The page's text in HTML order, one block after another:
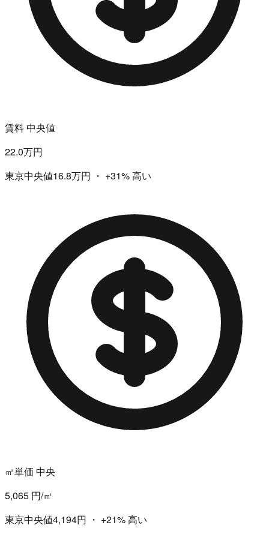
賃料 中央値
22.0万円
東京中央値16.8万円 ・ +31%高い
㎡単価 中央
5,065 円/㎡
東京中央値4,194円 ・ +21%高い